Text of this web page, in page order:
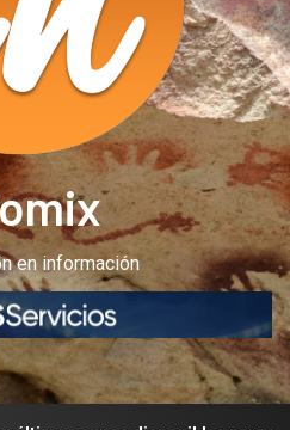
en información